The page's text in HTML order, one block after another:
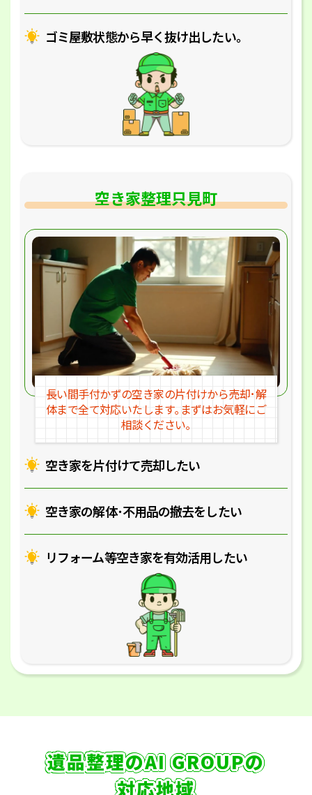
ゴミ屋敷状態から早く抜け出したい｡
空き家整理只見町
空き家を片付けて売却したい
空き家の解体･不用品の撤去をしたい
リフォーム等空き家を有効活用したい
長い間手付かずの空き家の片付けから売却･解
体まで全て対応いたします｡ まずはお気軽にご
相談ください｡
遺品整理のAI GROUPの
対応地域